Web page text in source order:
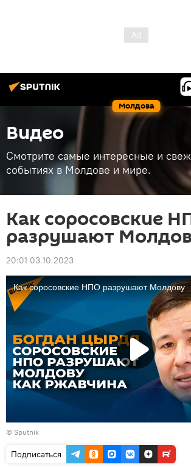
Молдова
Видео
Смотрите самые интересные и
событиях в Молдове и мире.
Как соросовские
разрушают
20:01 03.10.2023
© Sputnik
Подписаться